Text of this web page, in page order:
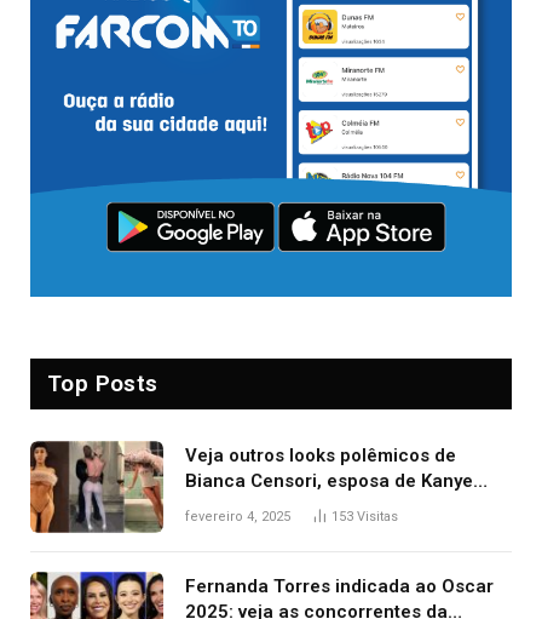
Top Posts
Veja outros looks polêmicos de
Bianca Censori, esposa de Kanye
West que apareceu nua no Grammy
fevereiro 4, 2025 153 Visitas
Fernanda Torres indicada ao Oscar
2025: veja as concorrentes da